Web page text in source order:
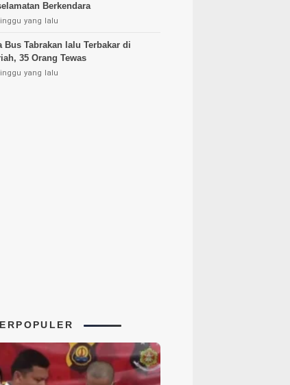
Berkendara
yang lalu
Bus Tabrakan lalu Terbakar di
35 Orang Tewas
yang lalu